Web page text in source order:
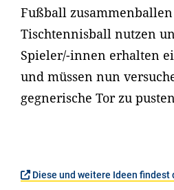
Fußball
Tischtennisball nutzen
Spieler/-innen erhalten
und müssen nun
gegnerische Tor zu
Diese und weitere Ideen findest